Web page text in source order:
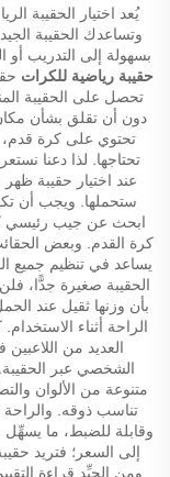
يُعد اختيار الحقيبة
وتساعدك الحقيبة
بسهولة إلى التدريب أو
حقيبة رياضية للكرات
تحصل على الحقيبة
دون أن تقلق بشأن
تحتوي على كرة
تحتاجها. لذا دعنا
عند اختيار حقيبة
ستحملها. ويجب أن
ابحث عن جيب رئيسي
كرة القدم. وبعض
يساعد في تنظيم جميع
الحقيبة صغيرة جدًّا،
بأن وزنها ثقيل عند
الراحة أثناء
العديد من
الشخصي عبر
متنوعة من الألوان
تناسب ذوقه. والراحة
وقابلة للضبط، ما يسهِّل
إلى السعر؛ فتريد
ومن الجيِّد قراءة